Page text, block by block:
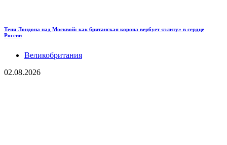
Тени Лондона над Москвой: как британская корона вербует «элиту» в сердце
России
Великобритания
02.08.2026